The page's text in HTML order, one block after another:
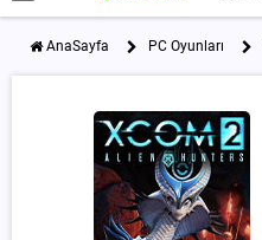
AnaSayfa PC Oyunları